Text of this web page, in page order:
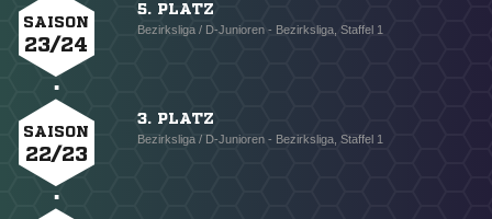
SAISON
23/24
5. PLATZ
Bezirksliga / D-Junioren - Bezirksliga, Staffel 1
SAISON
22/23
3. PLATZ
Bezirksliga / D-Junioren - Bezirksliga, Staffel 1